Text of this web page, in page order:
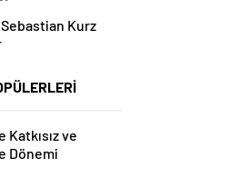
Kurz
Katkısız ve
Dönemi